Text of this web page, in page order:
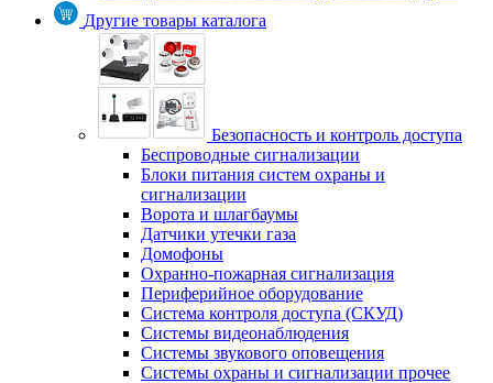
Другие товары каталога
Безопасность и контроль доступа
Беспроводные сигнализации
Блоки питания систем охраны и
сигнализации
Ворота и шлагбаумы
Датчики утечки газа
Домофоны
Охранно-пожарная сигнализация
Периферийное оборудование
Система контроля доступа (СКУД)
Системы видеонаблюдения
Системы звукового оповещения
Системы охраны и сигнализации прочее